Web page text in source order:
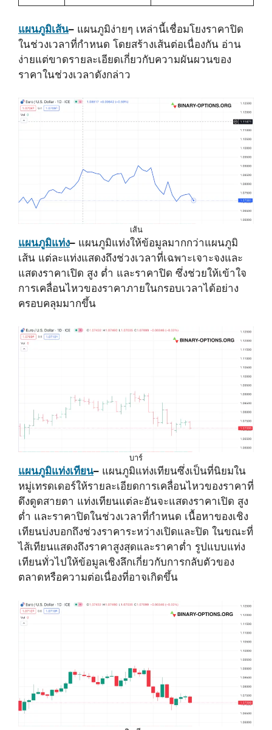
แผนภูมิเส้น– แผนภูมิง่ายๆ เหล่านี้เชื่อมโยงราคาปิด
ในช่วงเวลาที่กำหนด โดยสร้างเส้นต่อเนื่องกัน อ่าน
ง่ายแต่ขาดรายละเอียดเกี่ยวกับความผันผวนของ
ราคาในช่วงเวลาดังกล่าว
เส้น
แผนภูมิแท่ง– แผนภูมิแท่งให้ข้อมูลมากกว่าแผนภูมิ
เส้น แต่ละแท่งแสดงถึงช่วงเวลาที่เฉพาะเจาะจงและ
แสดงราคาเปิด สูง ต่ำ และราคาปิด ซึ่งช่วยให้เข้าใจ
การเคลื่อนไหวของราคาภายในกรอบเวลาได้อย่าง
ครอบคลุมมากขึ้น
บาร์
แผนภูมิแท่งเทียน– แผนภูมิแท่งเทียนซึ่งเป็นที่นิยมใน
หมู่เทรดเดอร์ให้รายละเอียดการเคลื่อนไหวของราคาที่
ดึงดูดสายตา แท่งเทียนแต่ละอันจะแสดงราคาเปิด สูง
ต่ำ และราคาปิดในช่วงเวลาที่กำหนด เนื้อหาของเชิง
เทียนบ่งบอกถึงช่วงราคาระหว่างเปิดและปิด ในขณะที่
ไส้เทียนแสดงถึงราคาสูงสุดและราคาต่ำ รูปแบบแท่ง
เทียนทั่วไปให้ข้อมูลเชิงลึกเกี่ยวกับการกลับตัวของ
ตลาดหรือความต่อเนื่องที่อาจเกิดขึ้น